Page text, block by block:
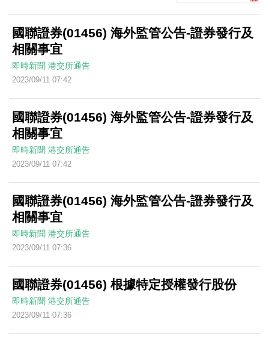
國聯證券(01456) 海外監管公告-證券發行及
相關事宜
即時新聞 港交所通告
2023/09/11 07:42
國聯證券(01456) 海外監管公告-證券發行及
相關事宜
即時新聞 港交所通告
2023/09/11 07:42
國聯證券(01456) 海外監管公告-證券發行及
相關事宜
即時新聞 港交所通告
2023/09/11 07:36
國聯證券(01456) 根據特定授權發行股份
即時新聞 港交所通告
2023/09/11 07:36